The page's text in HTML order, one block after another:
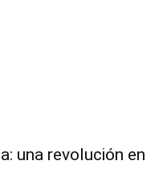
una revolución en